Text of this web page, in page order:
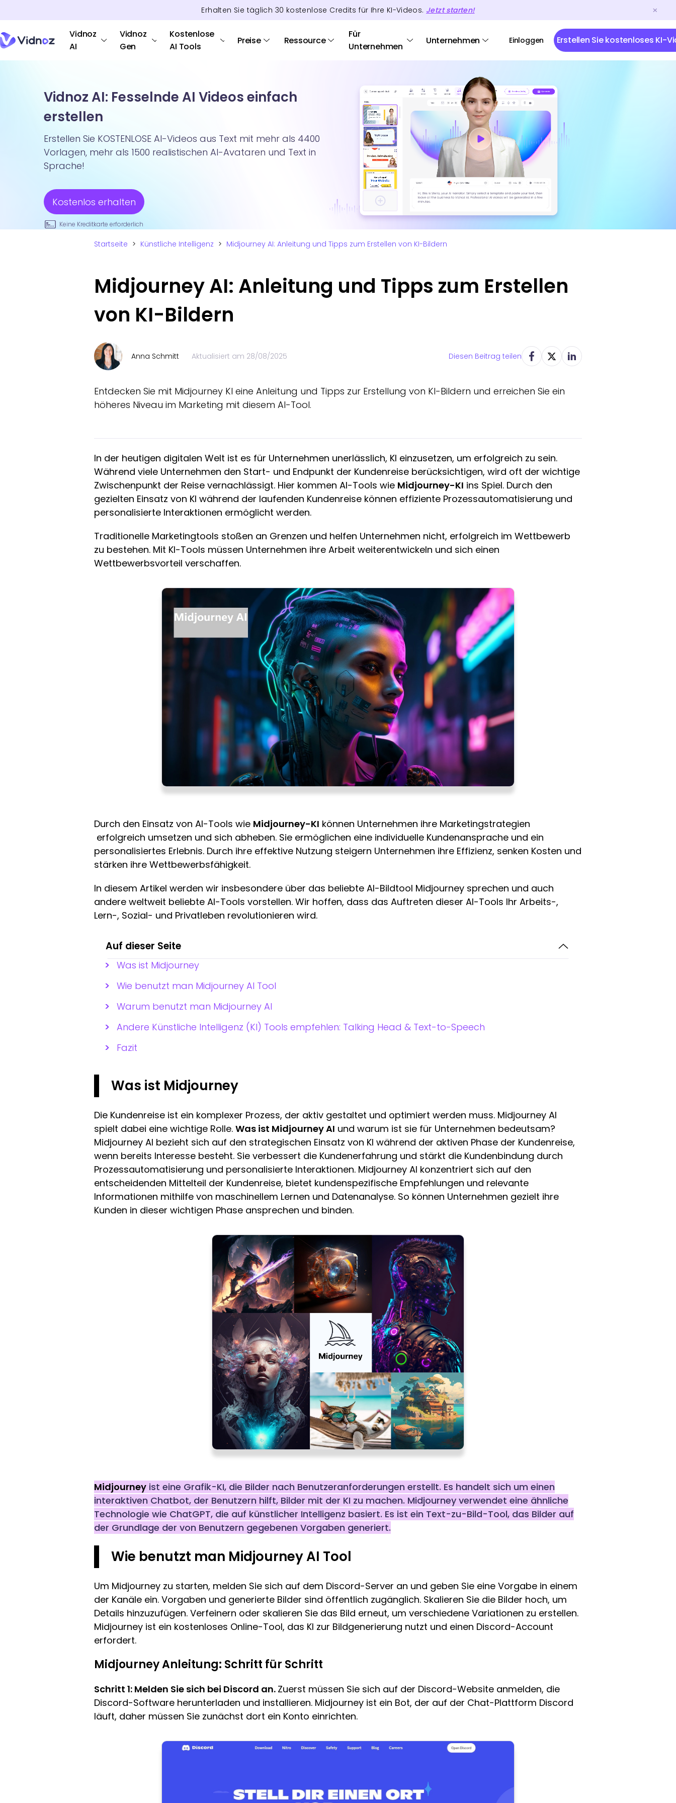
Erhalten Sie täglich 30 kostenlose Credits für Ihre KI-Videos. Jetzt starten!
Vidnoz
AI
Vidnoz
Gen
Kostenlose
AI Tools
Preise Ressource
Für
Unternehmen
Unternehmen Einloggen Erstellen Sie kostenloses KI-
Vidnoz AI: Fesselnde AI Videos einfach
erstellen
Erstellen Sie KOSTENLOSE AI-Videos aus Text mit mehr als 4400
Vorlagen, mehr als 1500 realistischen AI-Avataren und Text in
Sprache!
Kostenlos erhalten
Keine Kreditkarte erforderlich
Startseite > Künstliche Intelligenz > Midjourney AI: Anleitung und Tipps zum Erstellen von KI-Bildern
Midjourney AI: Anleitung und Tipps zum Erstellen
von KI-Bildern
Anna Schmitt Aktualisiert am 28/08/2025 Diesen Beitrag teilen
Entdecken Sie mit Midjourney KI eine Anleitung und Tipps zur Erstellung von KI-Bildern und erreichen Sie ein
höheres Niveau im Marketing mit diesem AI-Tool.
In der heutigen digitalen Welt ist es für Unternehmen unerlässlich, KI einzusetzen, um erfolgreich zu sein.
Während viele Unternehmen den Start- und Endpunkt der Kundenreise berücksichtigen, wird oft der wichtige
Zwischenpunkt der Reise vernachlässigt. Hier kommen AI-Tools wie Midjourney-KI ins Spiel. Durch den
gezielten Einsatz von KI während der laufenden Kundenreise können effiziente Prozessautomatisierung und
personalisierte Interaktionen ermöglicht werden.
Traditionelle Marketingtools stoßen an Grenzen und helfen Unternehmen nicht, erfolgreich im Wettbewerb
zu bestehen. Mit KI-Tools müssen Unternehmen ihre Arbeit weiterentwickeln und sich einen
Wettbewerbsvorteil verschaffen.
Durch den Einsatz von AI-Tools wie Midjourney-KI können Unternehmen ihre Marketingstrategien
erfolgreich umsetzen und sich abheben. Sie ermöglichen eine individuelle Kundenansprache und ein
personalisiertes Erlebnis. Durch ihre effektive Nutzung steigern Unternehmen ihre Effizienz, senken Kosten und
stärken ihre Wettbewerbsfähigkeit.
In diesem Artikel werden wir insbesondere über das beliebte AI-Bildtool Midjourney sprechen und auch
andere weltweit beliebte AI-Tools vorstellen. Wir hoffen, dass das Auftreten dieser AI-Tools Ihr Arbeits-,
Lern-, Sozial- und Privatleben revolutionieren wird.
Auf dieser Seite
Was ist Midjourney
Wie benutzt man Midjourney AI Tool
Warum benutzt man Midjourney AI
Andere Künstliche Intelligenz (KI) Tools empfehlen: Talking Head & Text-to-Speech
Fazit
Was ist Midjourney
Die Kundenreise ist ein komplexer Prozess, der aktiv gestaltet und optimiert werden muss. Midjourney AI
spielt dabei eine wichtige Rolle. Was ist Midjourney AI und warum ist sie für Unternehmen bedeutsam?
Midjourney AI bezieht sich auf den strategischen Einsatz von KI während der aktiven Phase der Kundenreise,
wenn bereits Interesse besteht. Sie verbessert die Kundenerfahrung und stärkt die Kundenbindung durch
Prozessautomatisierung und personalisierte Interaktionen. Midjourney AI konzentriert sich auf den
entscheidenden Mittelteil der Kundenreise, bietet kundenspezifische Empfehlungen und relevante
Informationen mithilfe von maschinellem Lernen und Datenanalyse. So können Unternehmen gezielt ihre
Kunden in dieser wichtigen Phase ansprechen und binden.
Midjourney ist eine Grafik-KI, die Bilder nach Benutzeranforderungen erstellt. Es handelt sich um einen
interaktiven Chatbot, der Benutzern hilft, Bilder mit der KI zu machen. Midjourney verwendet eine ähnliche
Technologie wie ChatGPT, die auf künstlicher Intelligenz basiert. Es ist ein Text-zu-Bild-Tool, das Bilder auf
der Grundlage der von Benutzern gegebenen Vorgaben generiert.
Wie benutzt man Midjourney AI Tool
Um Midjourney zu starten, melden Sie sich auf dem Discord-Server an und geben Sie eine Vorgabe in einem
der Kanäle ein. Vorgaben und generierte Bilder sind öffentlich zugänglich. Skalieren Sie die Bilder hoch, um
Details hinzuzufügen. Verfeinern oder skalieren Sie das Bild erneut, um verschiedene Variationen zu erstellen.
Midjourney ist ein kostenloses Online-Tool, das KI zur Bildgenerierung nutzt und einen Discord-Account
erfordert.
Midjourney Anleitung: Schritt für Schritt
Schritt 1: Melden Sie sich bei Discord an. Zuerst müssen Sie sich auf der Discord-Website anmelden, die
Discord-Software herunterladen und installieren. Midjourney ist ein Bot, der auf der Chat-Plattform Discord
läuft, daher müssen Sie zunächst dort ein Konto einrichten.